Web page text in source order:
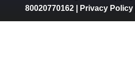
80020770162 |
Privacy Policy|